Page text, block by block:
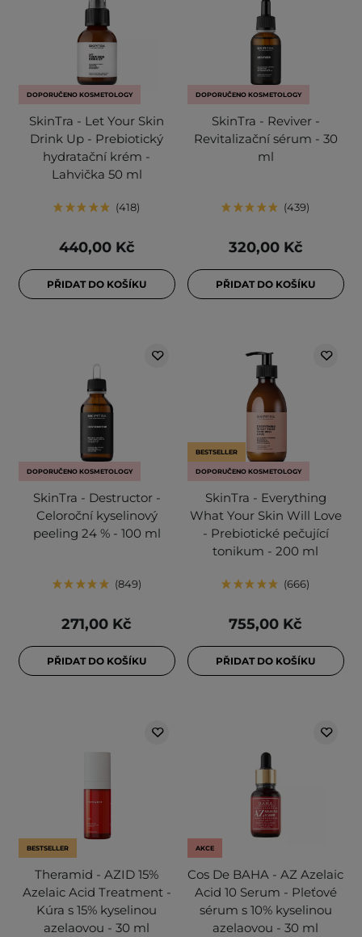
DOPORUČENO KOSMETOLOGY
SkinTra - Let Your Skin
Drink Up - Prebiotický
hydratační krém -
Lahvička 50 ml
418
440,00 Kč
PŘIDAT DO KOŠÍKU
DOPORUČENO KOSMETOLOGY
SkinTra - Reviver -
Revitalizační sérum - 30
ml
439
320,00 Kč
PŘIDAT DO KOŠÍKU
DOPORUČENO KOSMETOLOGY
SkinTra - Destructor -
Celoroční kyselinový
peeling 24 % - 100 ml
849
271,00 Kč
PŘIDAT DO KOŠÍKU
BESTSELLER
DOPORUČENO KOSMETOLOGY
SkinTra - Everything
What Your Skin Will Love
- Prebiotické pečující
tonikum - 200 ml
666
755,00 Kč
PŘIDAT DO KOŠÍKU
BESTSELLER
Theramid - AZID 15%
Azelaic Acid Treatment -
Kúra s 15% kyselinou
azelaovou - 30 ml
AKCE
Cos De BAHA - AZ Azelaic
Acid 10 Serum - Pleťové
sérum s 10% kyselinou
azelaovou - 30 ml